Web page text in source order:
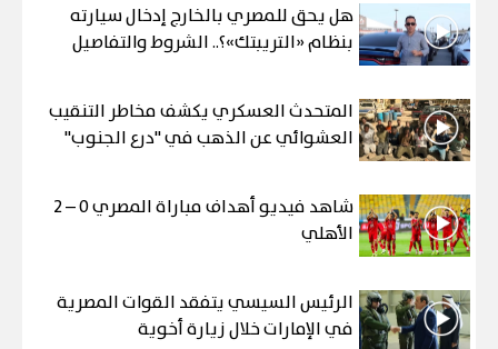
هل يحق للمصري بالخارج إدخال سيارته
بنظام «التريبتك»؟.. الشروط والتفاصيل
المتحدث العسكري يكشف مخاطر التنقيب
العشوائي عن الذهب في "درع الجنوب"
شاهد فيديو أهداف مباراة المصري 0 – 2
الأهلي
الرئيس السيسي يتفقد القوات المصرية
في الإمارات خلال زيارة أخوية